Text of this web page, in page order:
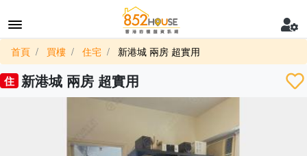
首頁 買樓 住宅 新港城 兩房 超實用
住 新港城 兩房 超實用